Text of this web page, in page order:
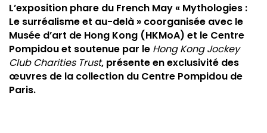
L’exposition phare du French May « Mythologies :
Le surréalisme et au-delà » coorganisée avec le
Musée d’art de Hong Kong (HKMoA) et le Centre
Pompidou et soutenue par le Hong Kong Jockey
Club Charities Trust, présente en exclusivité des
œuvres de la collection du Centre Pompidou de
Paris.